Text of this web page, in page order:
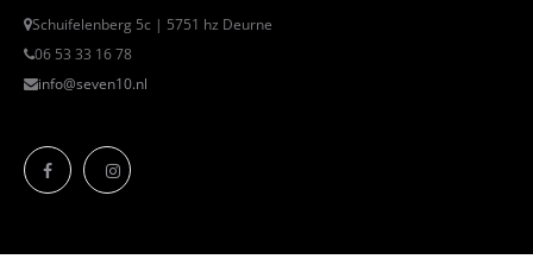
Schuifelenberg 5c | 5751 hz Deurne
06 53 33 16 78
info@seven10.nl